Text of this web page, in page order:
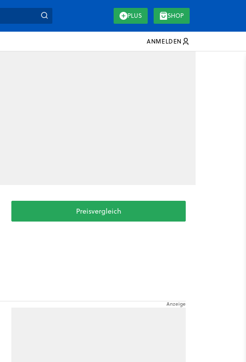
PLUS SHOP
ANMELDEN
Preisvergleich